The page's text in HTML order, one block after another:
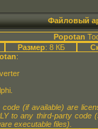
Файловый
Popotan
Размер: 8 КБ
:
(if available) are
to any third-party
executable files).